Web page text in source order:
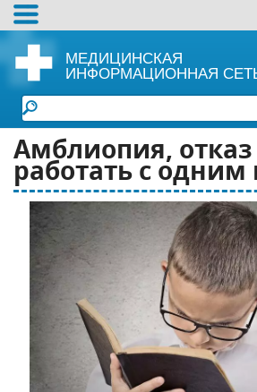
МЕДИЦИНСКАЯ
ИНФОРМАЦИОННАЯ
Амблиопия, отказ
работать с одним